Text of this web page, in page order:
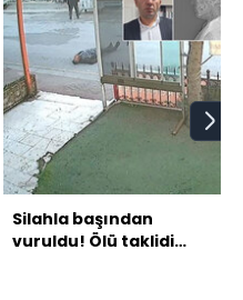
Silahla başından
vuruldu! Ölü taklidi